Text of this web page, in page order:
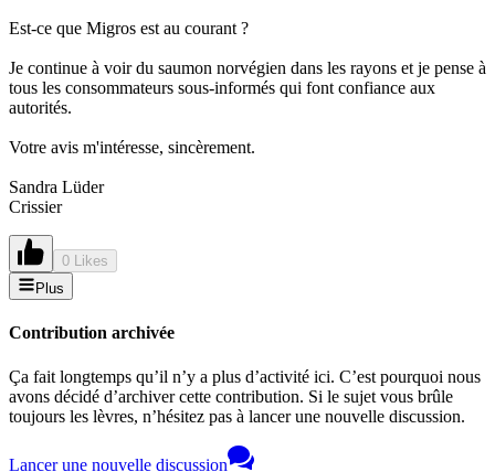
Est-ce que Migros est au courant ?
Je continue à voir du saumon norvégien dans les rayons et je pense à
tous les consommateurs sous-informés qui font confiance aux
autorités.
Votre avis m'intéresse, sincèrement.
Sandra Lüder
Crissier
0 Likes
Plus
Contribution archivée
Ça fait longtemps qu’il n’y a plus d’activité ici. C’est pourquoi nous
avons décidé d’archiver cette contribution. Si le sujet vous brûle
toujours les lèvres, n’hésitez pas à lancer une nouvelle discussion.
Lancer une nouvelle discussion